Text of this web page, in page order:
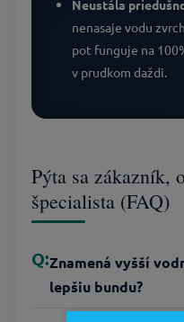
Neustála
nenasaje vodu
pot funguje na
v prudkom daždi.
Pýta sa zákazník,
špecialista (FAQ)
Znamená vyšší
lepšiu bundu?